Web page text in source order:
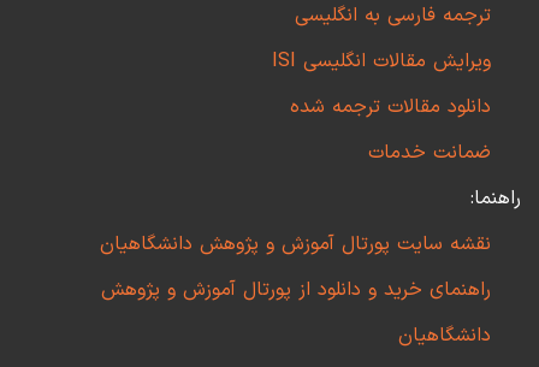
ترجمه فارسی به انگلیسی
ویرایش مقالات انگلیسی ISI
دانلود مقالات ترجمه شده
ضمانت خدمات
راهنما:
نقشه سایت پورتال آموزش و پژوهش دانشگاهیان
راهنمای خرید و دانلود از پورتال آموزش و پژوهش
دانشگاهیان